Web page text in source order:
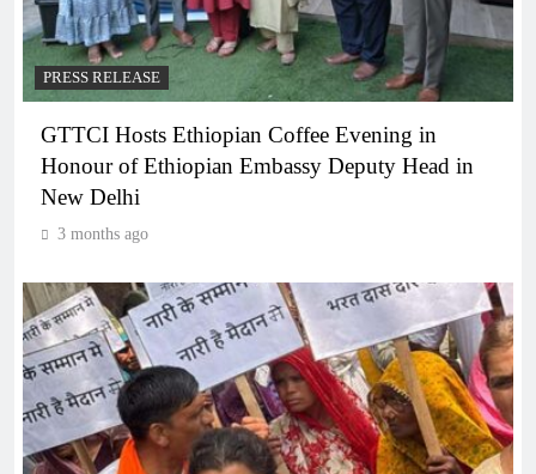
PRESS RELEASE
GTTCI Hosts Ethiopian Coffee Evening in
Honour of Ethiopian Embassy Deputy Head in
New Delhi
3 months ago